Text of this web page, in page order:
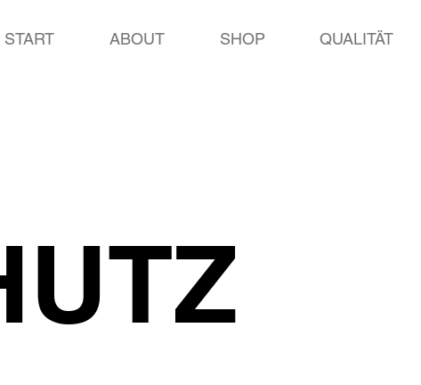
START ABOUT SHOP QUALITÄT